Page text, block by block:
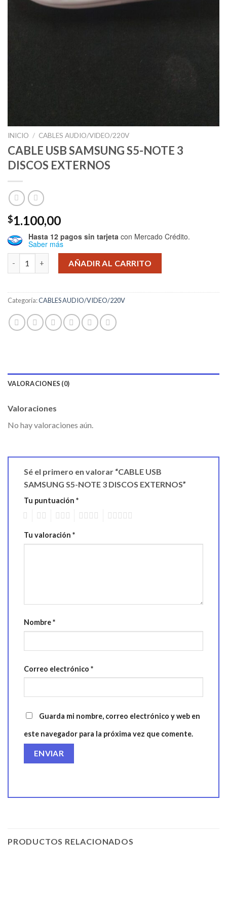
INICIO / CABLES AUDIO/VIDEO/220V
CABLE USB SAMSUNG S5-NOTE 3
DISCOS EXTERNOS
$1.100,00
Hasta 12 pagos sin tarjeta con Mercado Crédito.
Saber más
CABLE USB SAMSUNG S5-NOTE 3 DISCOS EXTERNOS cantidad
AÑADIR AL CARRITO
Categoría:CABLES AUDIO/VIDEO/220V
VALORACIONES (0)
Valoraciones
No hay valoraciones aún.
Sé el primero en valorar “CABLE USB
SAMSUNG S5-NOTE 3 DISCOS EXTERNOS”
Tu puntuación *
Tu valoración *
Nombre*
Correo electrónico *
Guarda mi nombre, correo electrónico y web en
este navegador para la próxima vez que comente.
PRODUCTOS RELACIONADOS